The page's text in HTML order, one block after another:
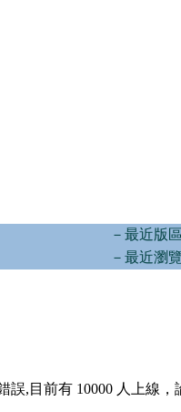
－最近版
－最近瀏
誤,目前有 10000 人上線